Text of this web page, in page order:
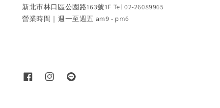
新北市林口區公園路163號1F Tel 02-26089965
營業時間｜週一至週五 am9 - pm6